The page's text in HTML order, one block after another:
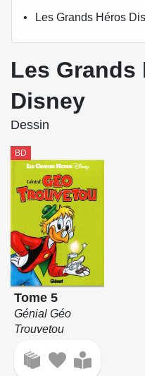
Les Grands Héros
Les Grands
Disney
Dessin
BD
Tome 5
Génial Géo
Trouvetou